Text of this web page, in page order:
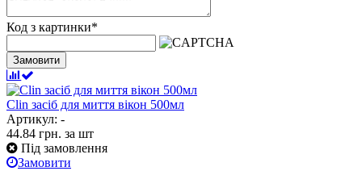
Код з картинки*
Замовити
Clin засіб для миття вікон 500мл
Артикул: -
44.84 грн. за шт
Під замовлення
Замовити